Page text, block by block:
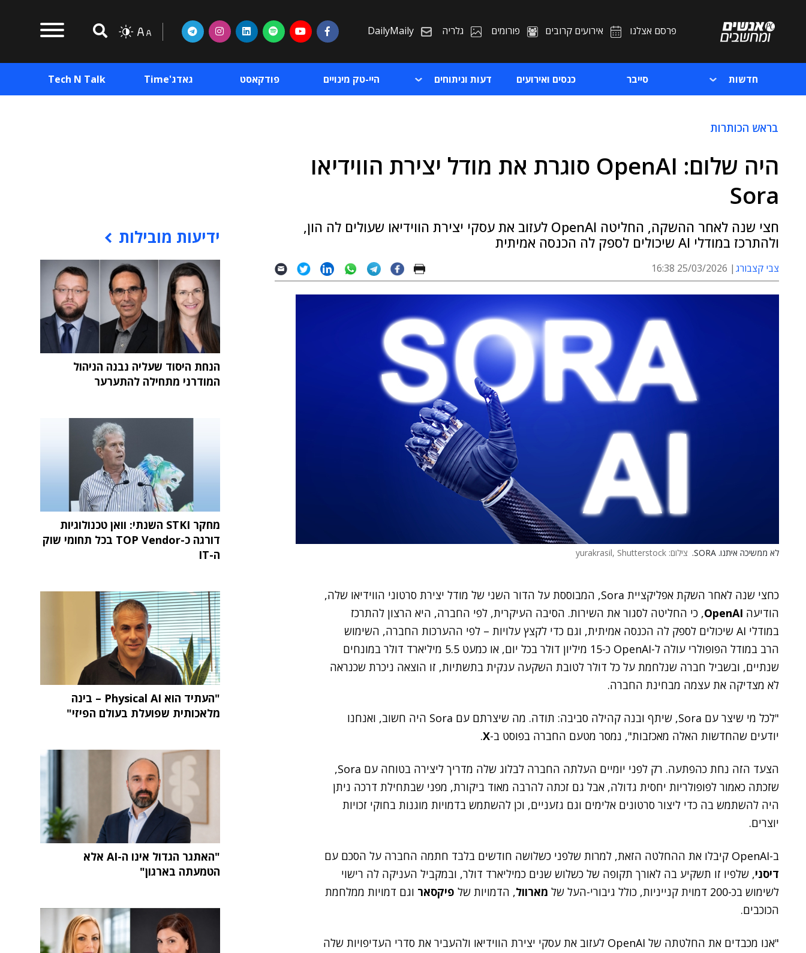
פרסם אצלנו אירועים קרובים פורומים גלריה DailyMaily
חדשות סייבר כנסים ואירועים דעות וניתוחים היי-טק מינויים פודקאסט גאדג'Time Tech N Talk
בראש הכותרות
היה שלום: OpenAI סוגרת את מודל יצירת הווידיאו
Sora
חצי שנה לאחר ההשקה, החליטה OpenAI לעזוב את עסקי יצירת הווידיאו שעולים לה הון,
ולהתרכז במודלי AI שיכולים לספק לה הכנסה אמיתית
צבי קצבורג 25/03/2026 16:38
לא ממשיכה איתנו. SORA. צילום: yurakrasil, Shutterstock
כחצי שנה לאחר השקת אפליקציית Sora, המבוססת על הדור השני של מודל יצירת סרטוני הווידיאו שלה,
הודיעה OpenAI, כי החליטה לסגור את השירות. הסיבה העיקרית, לפי החברה, היא הרצון להתרכז
במודלי AI שיכולים לספק לה הכנסה אמיתית, וגם כדי לקצץ עלויות – לפי ההערכות החברה, השימוש
הרב במודל הפופולרי עולה ל-OpenAI כ-15 מיליון דולר בכל יום, או כמעט 5.5 מיליארד דולר במונחים
שנתיים, ובשביל חברה שנלחמת על כל דולר לטובת השקעה ענקית בתשתיות, זו הוצאה ניכרת שכנראה
לא מצדיקה את עצמה מבחינת החברה.
"לכל מי שיצר עם Sora, שיתף ובנה קהילה סביבה: תודה. מה שיצרתם עם Sora היה חשוב, ואנחנו
יודעים שהחדשות האלה מאכזבות", נמסר מטעם החברה בפוסט ב-X
.
הצעד הזה נחת כהפתעה. רק לפני יומיים העלתה החברה לבלוג שלה מדריך ליצירה בטוחה עם Sora,
שזכתה כאמור לפופולריות יחסית גדולה, אבל גם זכתה להרבה מאוד ביקורת, מפני שבתחילת דרכה ניתן
היה להשתמש בה כדי ליצור סרטונים אלימים וגם גזעניים, וכן להשתמש בדמויות מוגנות בחוקי זכויות
יוצרים.
ב-OpenAI קיבלו את ההחלטה הזאת, למרות שלפני כשלושה חודשים בלבד חתמה החברה על הסכם עם
דיסני, שלפיו זו תשקיע בה לאורך תקופה של כשלוש שנים כמיליארד דולר, ובמקביל העניקה לה רישוי
לשימוש בכ-200 דמוית קנייניות, כולל גיבורי-העל של
מארוול, הדמויות של פיקסאר וגם דמויות ממלחמת
הכוכבים.
"אנו מכבדים את החלטתה של OpenAI לעזוב את עסקי יצירת הווידיאו ולהעביר את סדרי העדיפויות שלה
ידיעות מובילות
הנחת היסוד שעליה נבנה הניהול
המודרני מתחילה להתערער
מחקר STKI השנתי: וואן טכנולוגיות
דורגה כ-TOP Vendor בכל תחומי שוק
ה-IT
"העתיד הוא Physical AI – בינה
מלאכותית שפועלת בעולם הפיזי"
"האתגר הגדול אינו ה-AI אלא
הטמעתה בארגון"